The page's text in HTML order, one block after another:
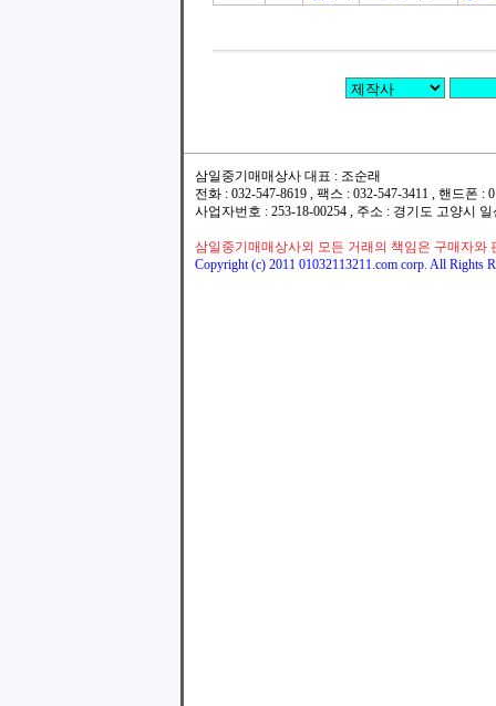
삼일중기매매상사 대표 : 조순래
전화 : 032-547-8619 , 팩스 : 032-547-3411 , 핸드폰
사업자번호 : 253-18-00254 , 주소 : 경기도 고양시
삼일중기매매상사외 모든 거래의 책임은 구매자와
Copyright (c) 2011 01032113211.com corp. All Rights